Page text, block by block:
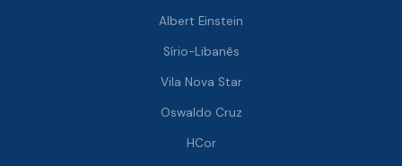
Albert Einstein
Sírio-Libanês
Vila Nova Star
Oswaldo Cruz
HCor